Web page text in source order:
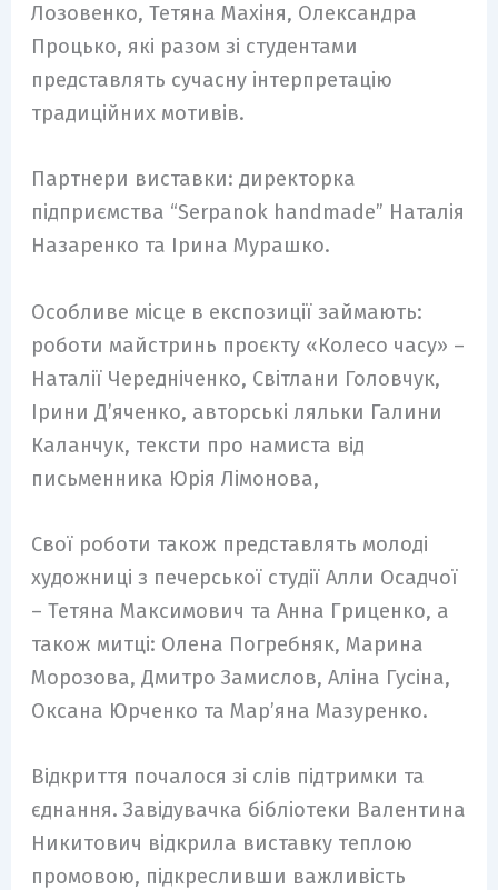
Лозовенко, Тетяна Махіня, Олександра
Процько, які разом зі студентами
представлять сучасну інтерпретацію
традиційних мотивів.
Партнери виставки: директорка
підприємства “Serpanok handmade” Наталія
Назаренко та Ірина Мурашко.
Особливе місце в експозиції займають:
роботи майстринь проєкту «Колесо часу» –
Наталії Чередніченко, Світлани Головчук,
Ірини Д’яченко, авторські ляльки Галини
Каланчук, тексти про намиста від
письменника Юрія Лімонова,
Свої роботи також представлять молоді
художниці з печерської студії Алли Осадчої
– Тетяна Максимович та Анна Гриценко, а
також митці: Олена Погребняк, Марина
Морозова, Дмитро Замислов, Аліна Гусіна,
Оксана Юрченко та Мар’яна Мазуренко.
Відкриття почалося зі слів підтримки та
єднання. Завідувачка бібліотеки Валентина
Никитович відкрила виставку теплою
промовою, підкресливши важливість